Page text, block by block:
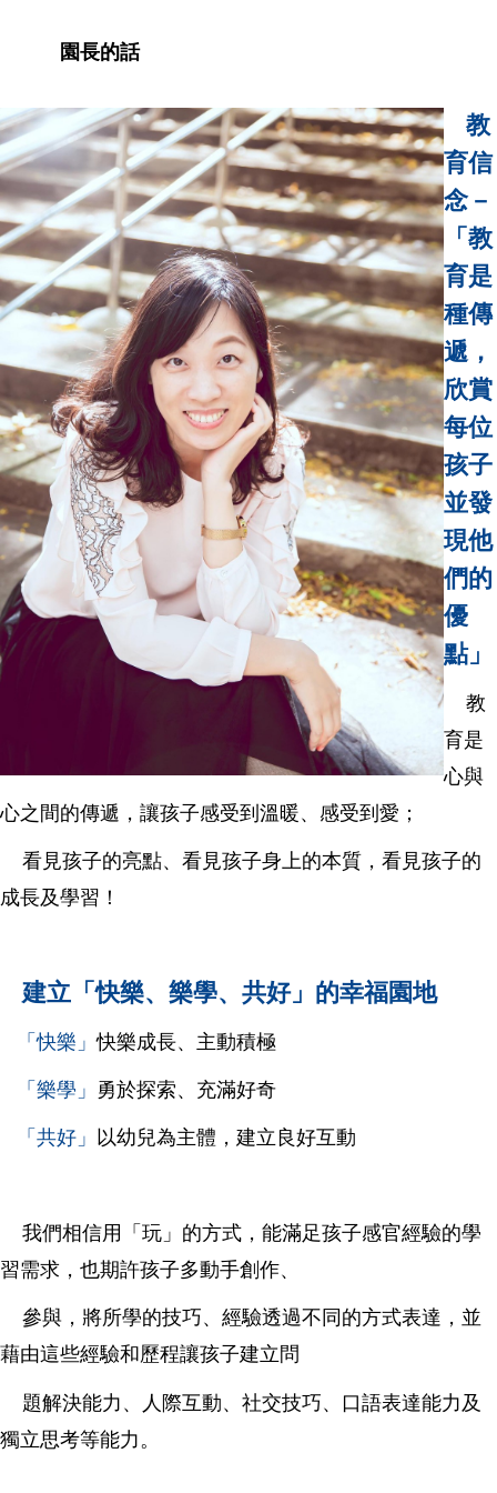
園長的話
教
育信
念－
「教
育是
種傳
遞，
欣賞
每位
孩子
並發
現他
們的
優
點」
教
育是
心與
心之間的傳遞，讓孩子感受到溫暖、感受到愛；
看見孩子的亮點、看見孩子身上的本質，看見孩子的
成長及學習！
建立「快樂、樂學、共好」的幸福園地
「快樂」快樂成長、主動積極
「樂學」 勇於探索、充滿好奇
「共好」 以幼兒為主體，建立良好互動
我們相信用「玩」的方式，能滿足孩子感官經驗的學
習需求，也期許孩子多動手創作、
參與， 將所學的技巧、經驗透過不同的方式表達，並
藉由這些經驗和歷程讓孩子建立問
題解決能力、
人際互動、社交技巧、口語表達能力及
獨立思考等能力。